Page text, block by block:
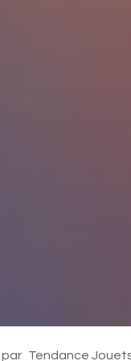
par Tendance